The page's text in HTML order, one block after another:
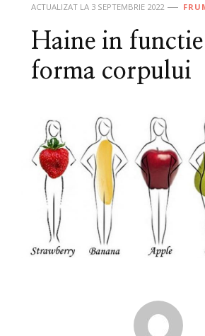
ACTUALIZAT LA 3 SEPTEMBRIE 2022
Haine in functie
forma corpului